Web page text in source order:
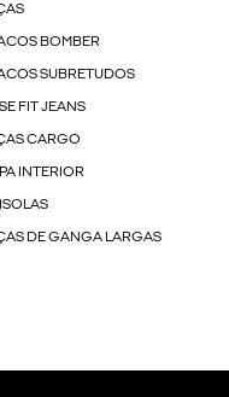
BOMBER
SUBRETUDOS
FIT JEANS
CARGO
INTERIOR
DE GANGA LARGAS